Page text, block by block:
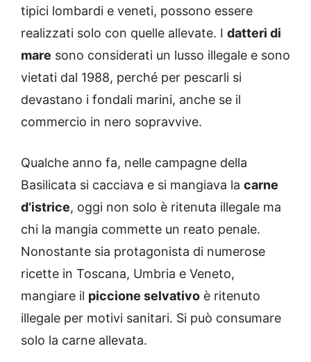
tipici lombardi e veneti, possono essere
realizzati solo con quelle allevate. I datteri di
mare sono considerati un lusso illegale e sono
vietati dal 1988, perché per pescarli si
devastano i fondali marini, anche se il
commercio in nero sopravvive.
Qualche anno fa, nelle campagne della
Basilicata si cacciava e si mangiava la carne
d’istrice, oggi non solo è ritenuta illegale ma
chi la mangia commette un reato penale.
Nonostante sia protagonista di numerose
ricette in Toscana, Umbria e Veneto,
mangiare il piccione selvativo è ritenuto
illegale per motivi sanitari. Si può consumare
solo la carne allevata.